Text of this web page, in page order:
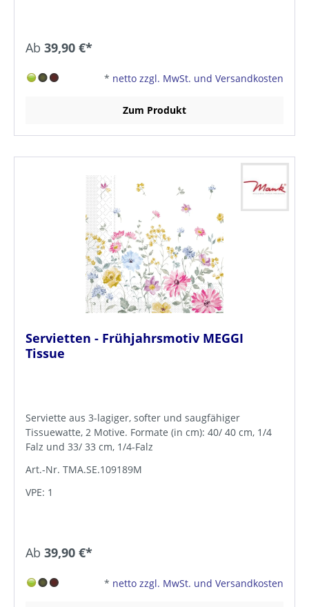
Ab 39,90 €*
* netto zzgl. MwSt. und Versandkosten
Zum Produkt
Servietten - Frühjahrsmotiv MEGGI
Tissue
Serviette aus 3-lagiger, softer und saugfähiger
Tissuewatte, 2 Motive. Formate (in cm): 40/ 40 cm, 1/4
Falz und 33/ 33 cm, 1/4-Falz
Art.-Nr. TMA.SE.109189M
VPE: 1
Ab 39,90 €*
* netto zzgl. MwSt. und Versandkosten